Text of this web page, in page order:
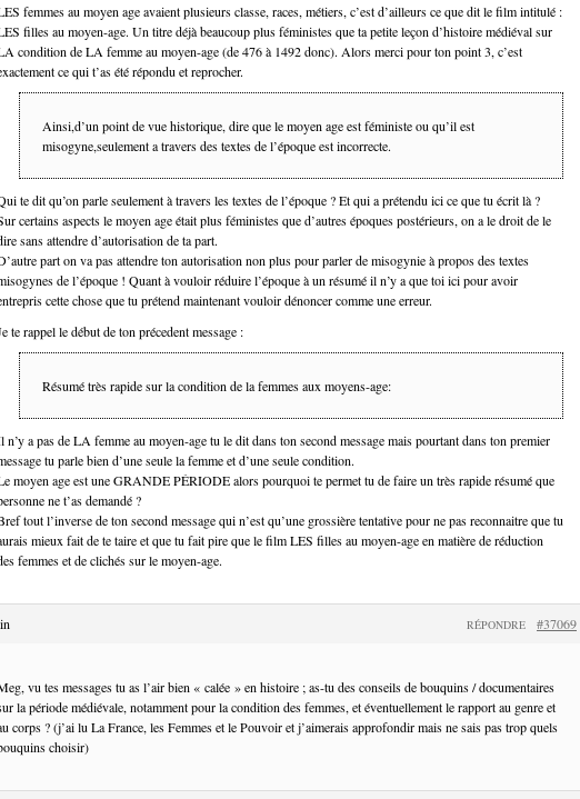
femmes au moyen age avaient plusieurs classe, races, métiers, c’est d’ailleurs ce que dit le film intitulé :
filles au moyen-age. Un titre déjà beaucoup plus féministes que ta petite leçon d’histoire médiéval sur
condition de LA femme au moyen-age (de 476 à 1492 donc). Alors merci pour ton point 3, c’est
ce qui t’as été répondu et reprocher.
Ainsi,d’un point de vue historique, dire que le moyen age est féministe ou qu’il est
misogyne,seulement a travers des textes de l’époque est incorrecte.
te dit qu’on parle seulement à travers les textes de l’époque ? Et qui a prétendu ici ce que tu écrit là ?
certains aspects le moyen age était plus féministes que d’autres époques postérieurs, on a le droit de le
sans attendre d’autorisation de ta part.
part on va pas attendre ton autorisation non plus pour parler de misogynie à propos des textes
de l’époque ! Quant à vouloir réduire l’époque à un résumé il n’y a que toi ici pour avoir
cette chose que tu prétend maintenant vouloir dénoncer comme une erreur.
te rappel le début de ton précedent message :
Résumé très rapide sur la condition de la femmes aux moyens-age:
n’y a pas de LA femme au moyen-age tu le dit dans ton second message mais pourtant dans ton premier
tu parle bien d’une seule la femme et d’une seule condition.
moyen age est une GRANDE PÉRIODE alors pourquoi te permet tu de faire un très rapide résumé que
ne t’as demandé ?
tout l’inverse de ton second message qui n’est qu’une grossière tentative pour ne pas reconnaitre que tu
mieux fait de te taire et que tu fait pire que le film LES filles au moyen-age en matière de réduction
femmes et de clichés sur le moyen-age.
#37069
RÉPONDRE
vu tes messages tu as l’air bien « calée » en histoire ; as-tu des conseils de bouquins / documentaires
la période médiévale, notamment pour la condition des femmes, et éventuellement le rapport au genre et
corps ? (j’ai lu La France, les Femmes et le Pouvoir et j’aimerais approfondir mais ne sais pas trop quels
choisir)